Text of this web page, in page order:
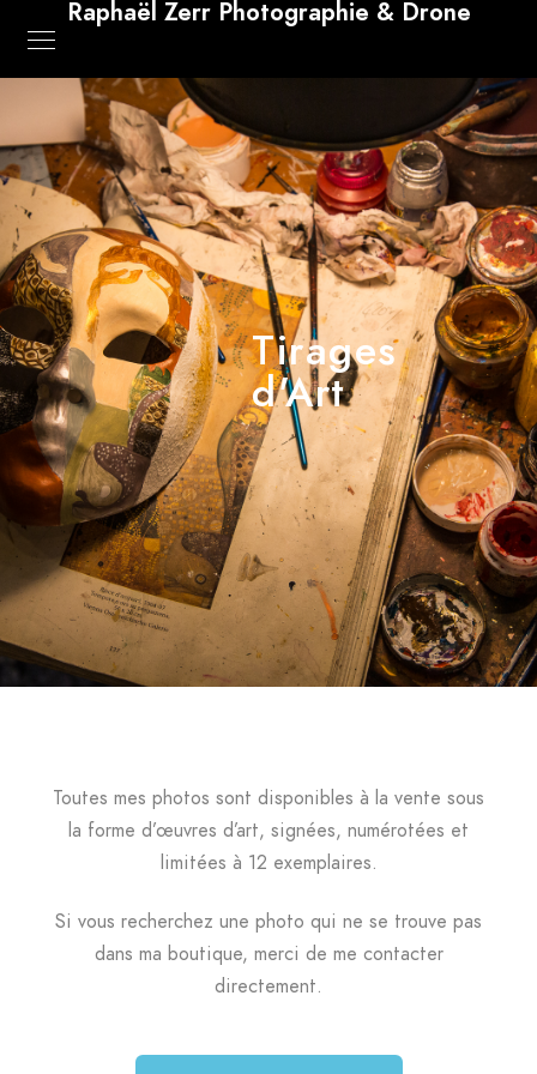
Raphaël Zerr Photographie & Drone
Tirages
d'Art
Toutes mes photos sont disponibles à la vente sous
la forme d’œuvres d’art, signées, numérotées et
limitées à 12 exemplaires.
Si vous recherchez une photo qui ne se trouve pas
dans ma boutique, merci de me contacter
directement.